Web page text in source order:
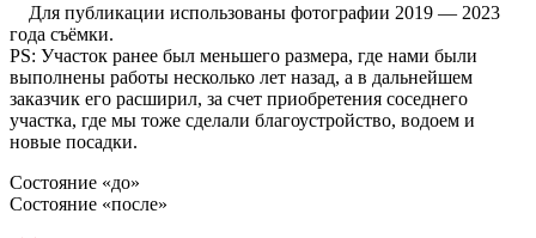
Для публикации использованы фотографии 2019 — 2023
года съёмки.
PS: Участок ранее был меньшего размера, где нами были
выполнены работы несколько лет назад, а в дальнейшем
заказчик его расширил, за счет приобретения соседнего
участка, где мы тоже сделали благоустройство, водоем и
новые посадки.
Состояние «до»
Состояние «после»